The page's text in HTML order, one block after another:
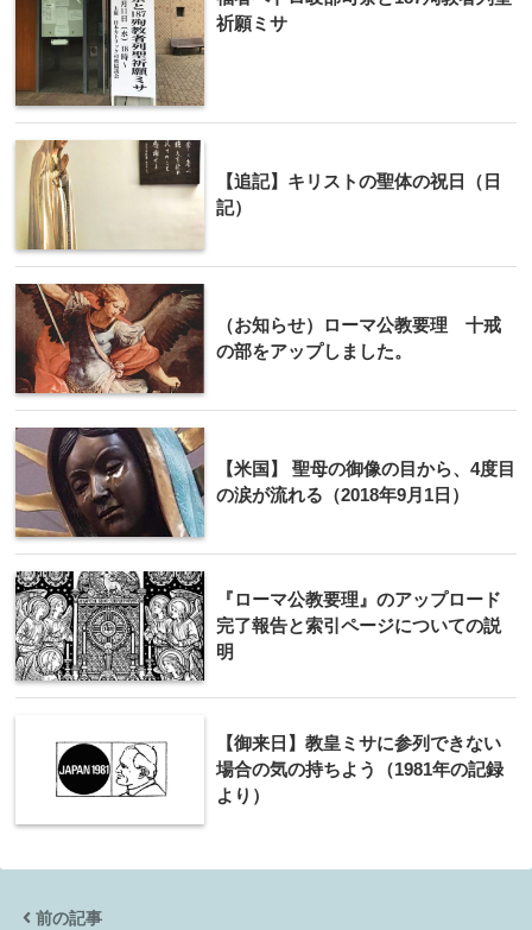
祈願ミサ
【追記】キリストの聖体の祝日（日
記）
（お知らせ）ローマ公教要理 十戒
の部をアップしました。
【米国】 聖母の御像の目から、4度目
の涙が流れる（2018年9月1日）
『ローマ公教要理』のアップロード
完了報告と索引ページについての説
明
【御来日】教皇ミサに参列できない
場合の気の持ちよう（1981年の記録
より）
前の記事